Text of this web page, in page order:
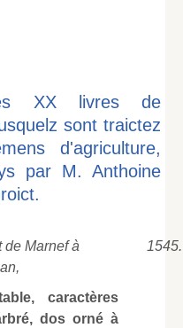
XX livres de
sont traictez
d'agriculture,
par M. Anthoine
de Marnef à
1545.
caractères
dos orné à